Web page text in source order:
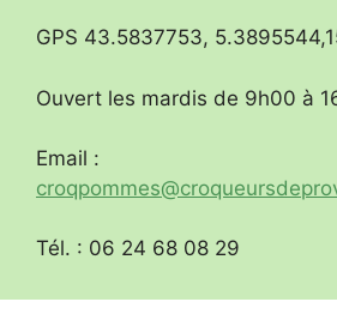
GPS 43.5837753,
Ouvert les mardis de 9h00 à
Email :
Tél. : 06 24 68 08 29